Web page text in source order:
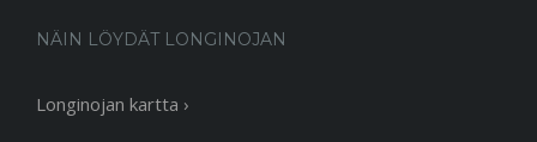
NÄIN LÖYDÄT LONGINOJAN
Longinojan kartta ›